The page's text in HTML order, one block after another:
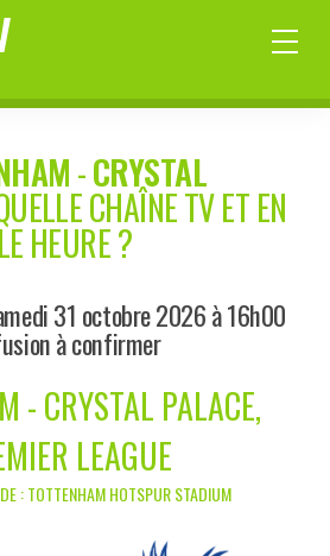
-CRYSTAL
CHAÎNE TV ET EN
HEURE ?
31 octobre 2026 à 16h00
à confirmer
- CRYSTAL PALACE,
LEAGUE
: TOTTENHAM HOTSPUR STADIUM